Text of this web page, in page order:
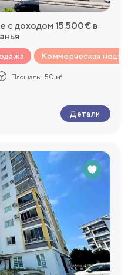
с доходом 15.500€ в
Коммерческая
Площадь: 50 м²
Детали